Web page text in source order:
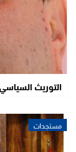
التوريث
مستجدات